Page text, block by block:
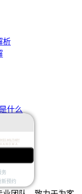
析
什么
务
新预约